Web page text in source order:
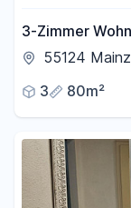
3-Zimmer
Gonsenheim
55124
3
80m²